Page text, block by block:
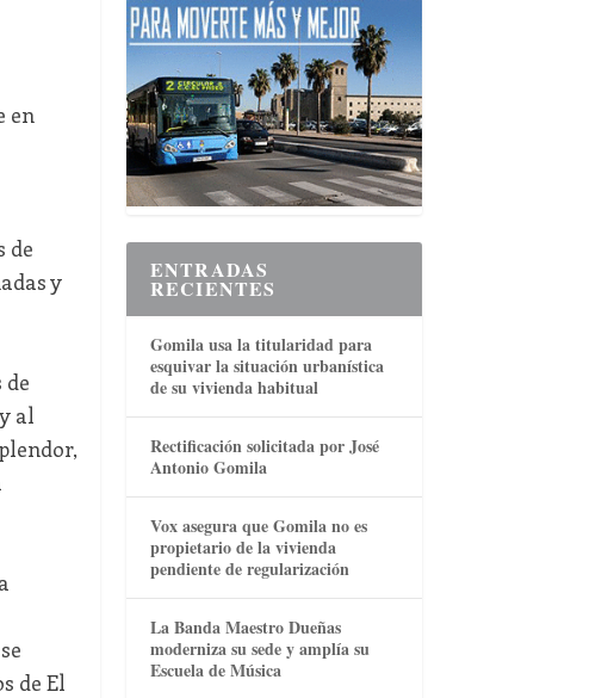
en
de
y
al
de El
ENTRADAS
RECIENTES
Gomila usa la titularidad para
esquivar la situación urbanística
de su vivienda habitual
Rectificación solicitada por José
Antonio Gomila
Vox asegura que Gomila no es
propietario de la vivienda
pendiente de regularización
La Banda Maestro Dueñas
moderniza su sede y amplía su
Escuela de Música